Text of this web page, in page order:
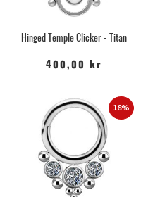
Hinged Temple Clicker - Titan
400,00 kr
18%